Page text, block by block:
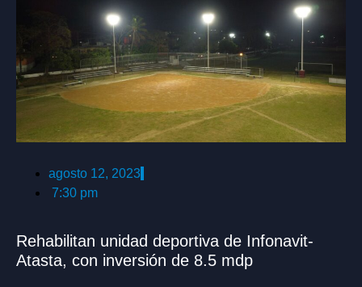
agosto 12, 2023
7:30 pm
Rehabilitan unidad deportiva de Infonavit-
Atasta, con inversión de 8.5 mdp